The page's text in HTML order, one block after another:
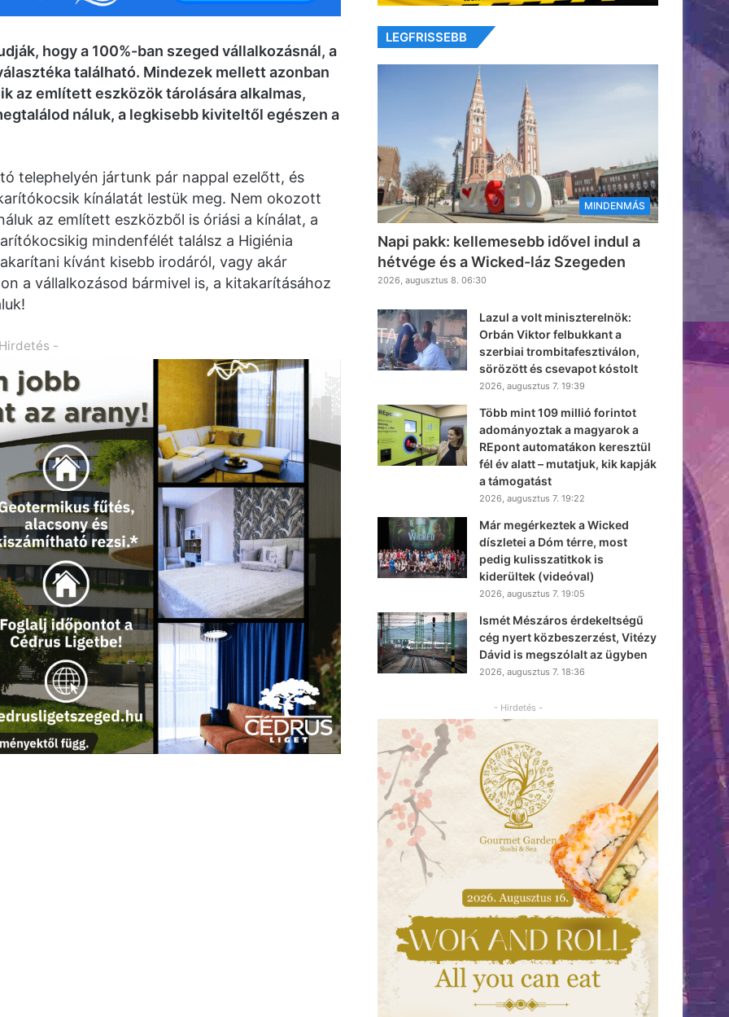
hogy a 100%-ban szeged vállalkozásnál, a
található. Mindezek mellett azonban
az említett eszközök tárolására alkalmas,
náluk, a legkisebb kiviteltől egészen a
telephelyén jártunk pár nappal ezelőtt, és
kínálatát lestük meg. Nem okozott
az említett eszközből is óriási a kínálat, a
mindenfélét találsz a Higiénia
kívánt kisebb irodáról, vagy akár
a vállalkozásod bármivel is, a kitakarításához
-
LEGFRISSEBB
MINDENMÁS
Napi pakk: kellemesebb idővel indul a
hétvége és a Wicked-láz Szegeden
2026, augusztus 8. 06:30
Lazul a volt miniszterelnök:
Orbán Viktor felbukkant a
szerbiai trombitafesztiválon,
sörözött és csevapot kóstolt
2026, augusztus 7. 19:39
Több mint 109 millió forintot
adományoztak a magyarok a
REpont automatákon keresztül
fél év alatt – mutatjuk, kik kapják
a támogatást
2026, augusztus 7. 19:22
Már megérkeztek a Wicked
díszletei a Dóm térre, most
pedig kulisszatitkok is
kiderültek (videóval)
2026, augusztus 7. 19:05
Ismét Mészáros érdekeltségű
cég nyert közbeszerzést, Vitézy
Dávid is megszólalt az ügyben
2026, augusztus 7. 18:36
- Hirdetés -